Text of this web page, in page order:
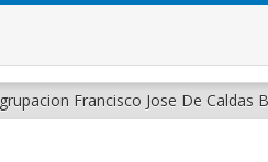
Francisco Jose De Caldas